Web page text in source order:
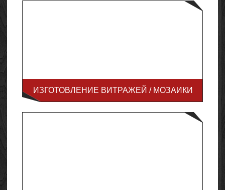
ИЗГОТОВЛЕНИЕ ВИТРАЖЕЙ / МОЗАИКИ